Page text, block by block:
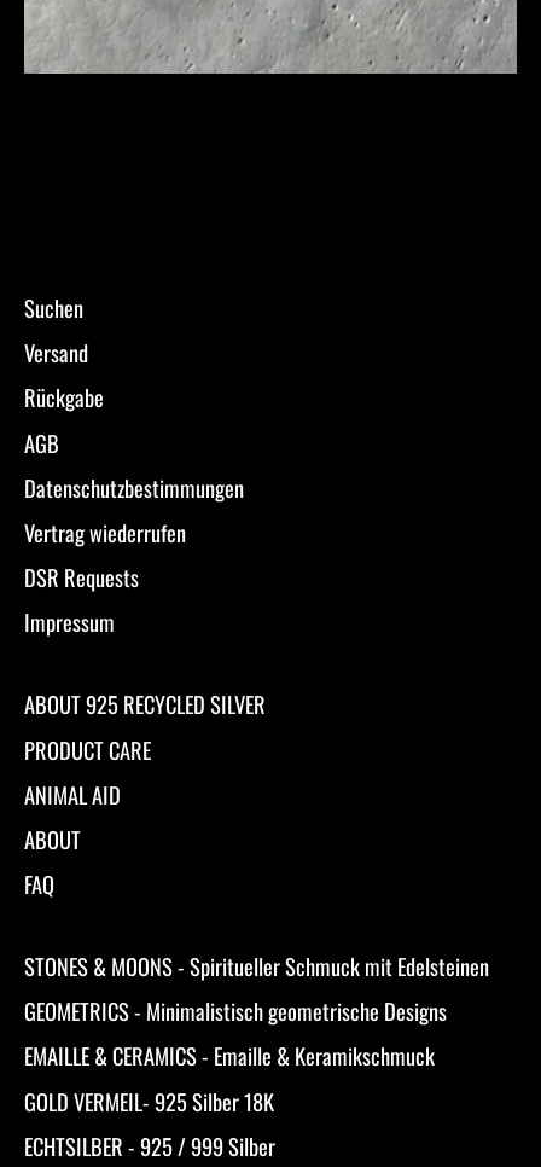
Suchen
Versand
Rückgabe
AGB
Datenschutzbestimmungen
Vertrag wiederrufen
DSR Requests
Impressum
ABOUT 925 RECYCLED SILVER
PRODUCT CARE
ANIMAL AID
ABOUT
FAQ
STONES & MOONS - Spiritueller Schmuck mit Edelsteinen
GEOMETRICS - Minimalistisch geometrische Designs
EMAILLE & CERAMICS - Emaille & Keramikschmuck
GOLD VERMEIL- 925 Silber 18K
ECHTSILBER - 925 / 999 Silber